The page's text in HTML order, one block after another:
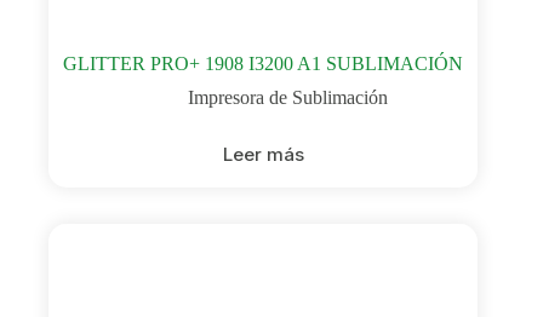
GLITTER PRO+ 1908 I3200 A1 SUBLIMACIÓN
Impresora de Sublimación
Leer más